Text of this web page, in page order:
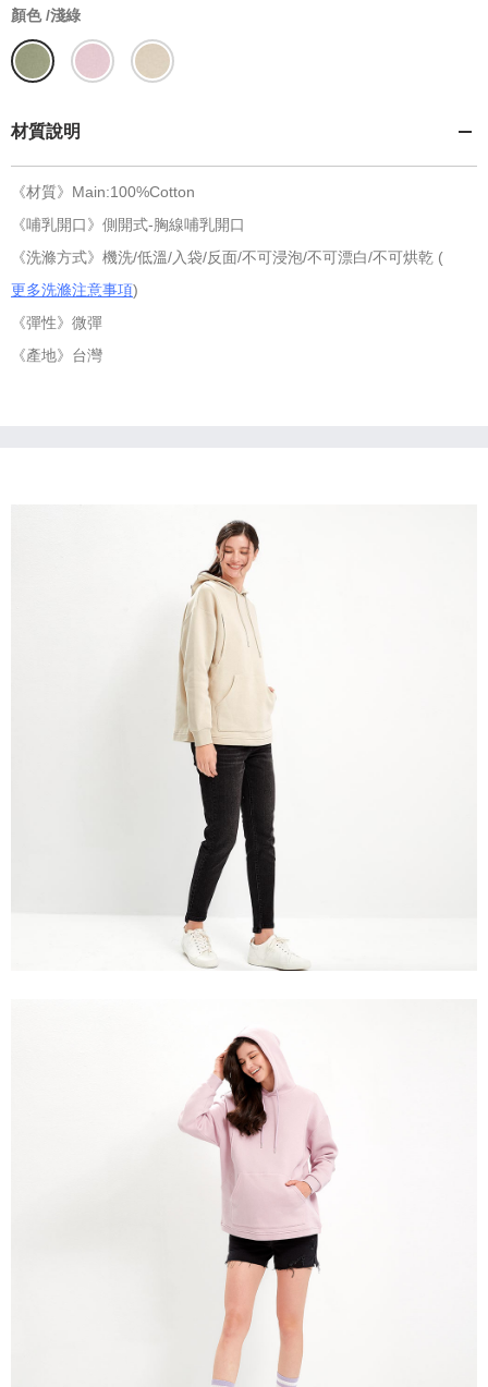
顏色 /淺綠
材質說明
《材質》Main:100%Cotton
《哺乳開口》側開式-胸線哺乳開口
《洗滌方式》機洗/低溫/入袋/反面/不可浸泡/不可漂白/不可烘乾 (
更多洗滌注意事項)
《彈性》微彈
《產地》台灣